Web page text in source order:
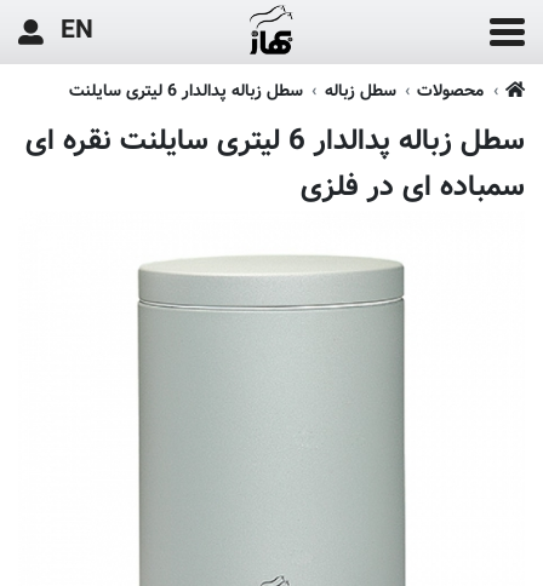
EN
محصولات سطل زباله سطل زباله پدالدار 6 لیتری سایلنت
سطل زباله پدالدار 6 لیتری سایلنت نقره ای
سمباده ای در فلزی